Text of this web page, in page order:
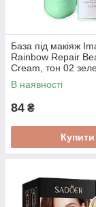
База під макіяж
Rainbow Repair
Cream, тон 02
В наявності
84 ₴
Купити